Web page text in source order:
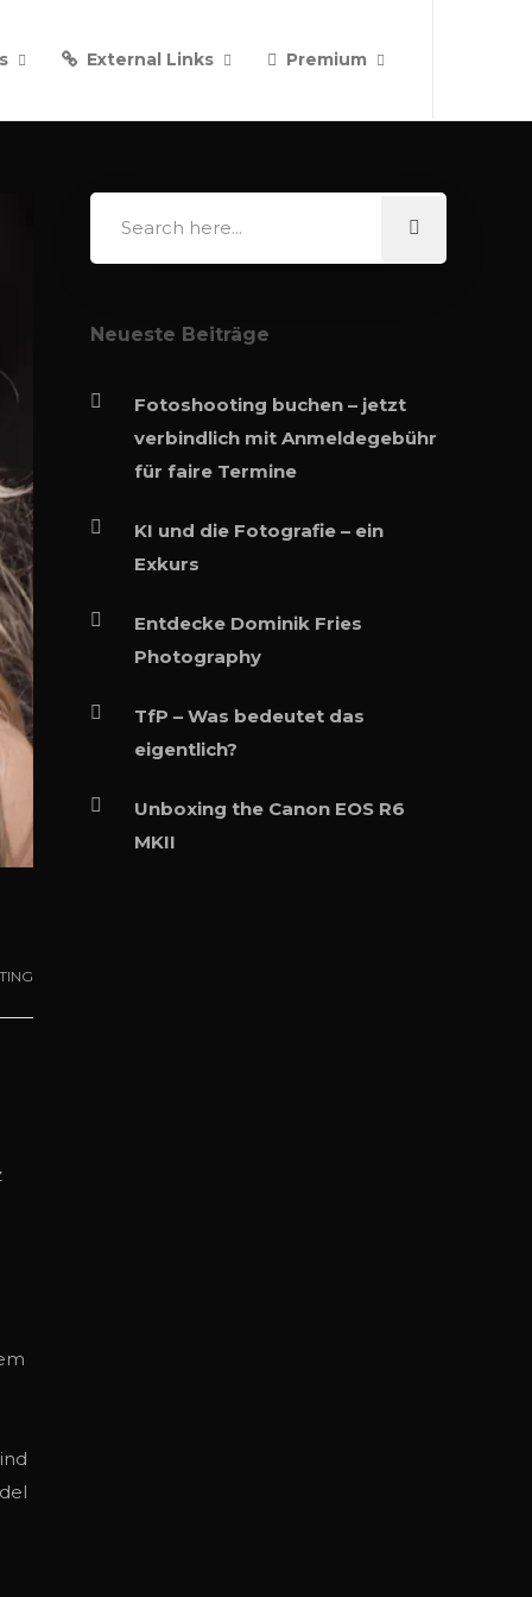
External Links Premium
Neueste Beiträge
Fotoshooting buchen – jetzt
verbindlich mit Anmeldegebühr
für faire Termine
KI und die Fotografie – ein
Exkurs
Entdecke Dominik Fries
Photography
TfP – Was bedeutet das
eigentlich?
Unboxing the Canon EOS R6
MKII